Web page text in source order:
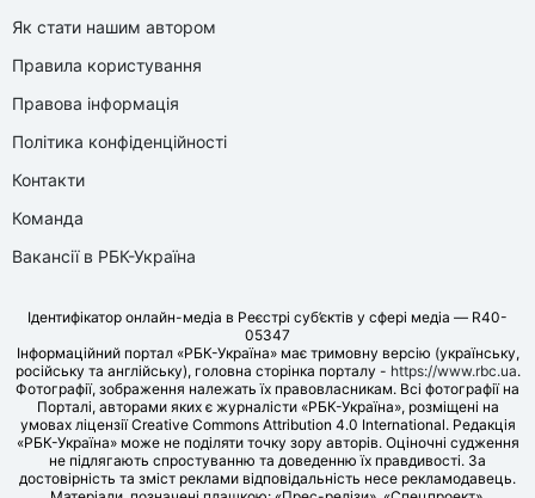
Як стати нашим автором
Правила користування
Правова інформація
Політика конфіденційності
Контакти
Команда
Вакансії в РБК-Україна
Ідентифікатор онлайн-медіа в Реєстрі суб’єктів у сфері медіа — R40-
05347
Інформаційний портал «РБК-Україна» має тримовну версію (українську,
російську та англійську), головна сторінка порталу - https://www.rbc.ua.
Фотографії, зображення належать їх правовласникам. Всі фотографії на
Порталі, авторами яких є журналісти «РБК-Україна», розміщені на
умовах ліцензії Creative Commons Attribution 4.0 International. Редакція
«РБК-Україна» може не поділяти точку зору авторів. Оціночні судження
не підлягають спростуванню та доведенню їх правдивості. За
достовірність та зміст реклами відповідальність несе рекламодавець.